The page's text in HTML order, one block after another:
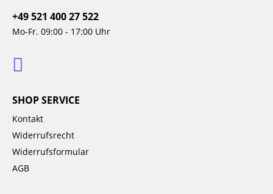
+49 521 400 27 522
Mo-Fr. 09:00 - 17:00 Uhr
SHOP SERVICE
Kontakt
Widerrufsrecht
Widerrufsformular
AGB